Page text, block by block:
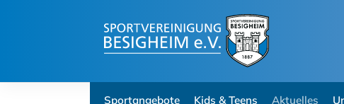
Sportangebote Kids & Teens Aktuelles